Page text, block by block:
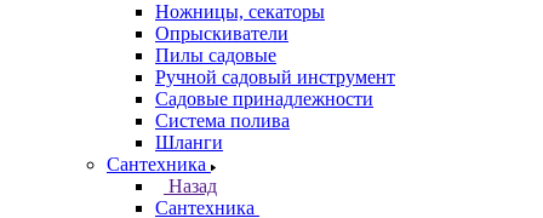
Ножницы, секаторы
Опрыскиватели
Пилы садовые
Ручной садовый инструмент
Садовые принадлежности
Система полива
Шланги
Сантехника
Назад
Сантехника